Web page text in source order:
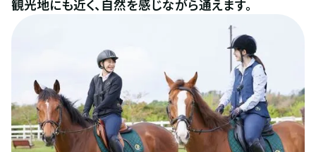
観光地にも近く、自然を感じながら通えます。